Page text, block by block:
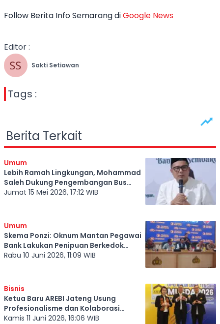
Follow Berita Info Semarang diGoogle News
Editor :
Sakti Setiawan
Tags :
Berita Terkait
Umum
Lebih Ramah Lingkungan, Mohammad
Saleh Dukung Pengembangan Bus
Listrik Trans Jateng
Jumat 15 Mei 2026, 17:12 WIB
Umum
Skema Ponzi: Oknum Mantan Pegawai
Bank Lakukan Penipuan Berkedok
Investasi, Ditahan Polres Banyumas
Rabu 10 Juni 2026, 11:09 WIB
Bisnis
Ketua Baru AREBI Jateng Usung
Profesionalisme dan Kolaborasi
Industri Properti
Kamis 11 Juni 2026, 16:06 WIB